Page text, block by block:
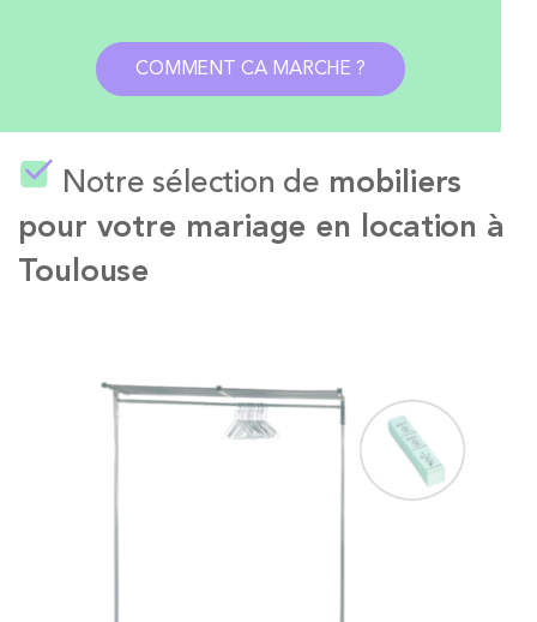
COMMENT CA MARCHE ?
Notre sélection de mobiliers
pour votre mariage en location à
Toulouse